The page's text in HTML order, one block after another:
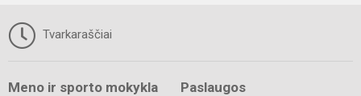
Tvarkaraščiai
Meno ir sporto mokykla Paslaugos